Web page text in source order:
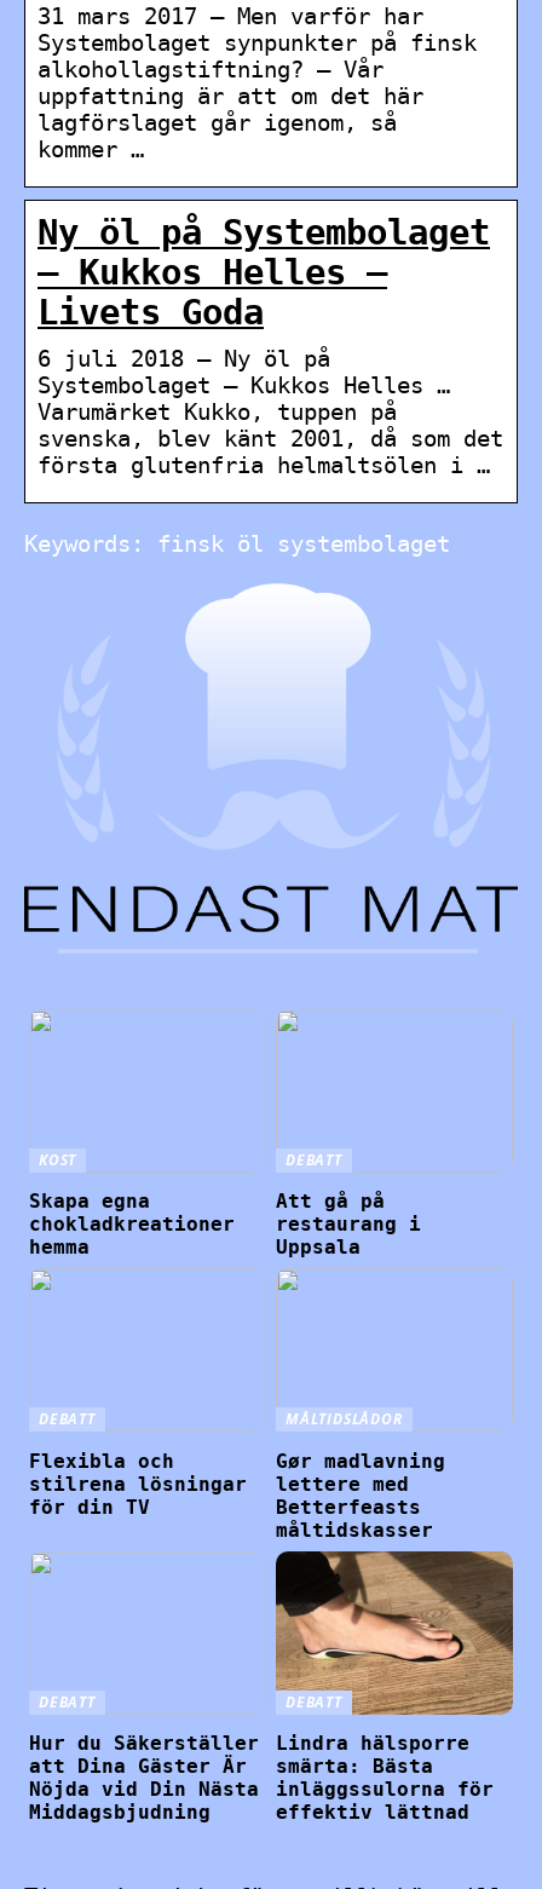
31 mars 2017 — Men varför har
Systembolaget synpunkter på finsk
alkohollagstiftning? – Vår
uppfattning är att om det här
lagförslaget går igenom, så
kommer …
Ny öl på Systembolaget
– Kukkos Helles –
Livets Goda
6 juli 2018 — Ny öl på
Systembolaget – Kukkos Helles …
Varumärket Kukko, tuppen på
svenska, blev känt 2001, då som det
första glutenfria helmaltsölen i …
Keywords: finsk öl systembolaget
KOST
Skapa egna
chokladkreationer
hemma
DEBATT
Att gå på
restaurang i
Uppsala
DEBATT
Flexibla och
stilrena lösningar
för din TV
MÅLTIDSLÅDOR
Gør madlavning
lettere med
Betterfeasts
måltidskasser
DEBATT
Hur du Säkerställer
att Dina Gäster Är
Nöjda vid Din Nästa
Middagsbjudning
DEBATT
Lindra hälsporre
smärta: Bästa
inläggssulorna för
effektiv lättnad